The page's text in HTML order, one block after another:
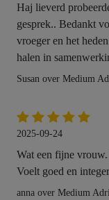
Haj lieverd
gesprek.. Bedankt
vroeger en het
halen in
Susan over Medium
2025-09-24
Wat een fijne
Voelt goed en
anna over Medium